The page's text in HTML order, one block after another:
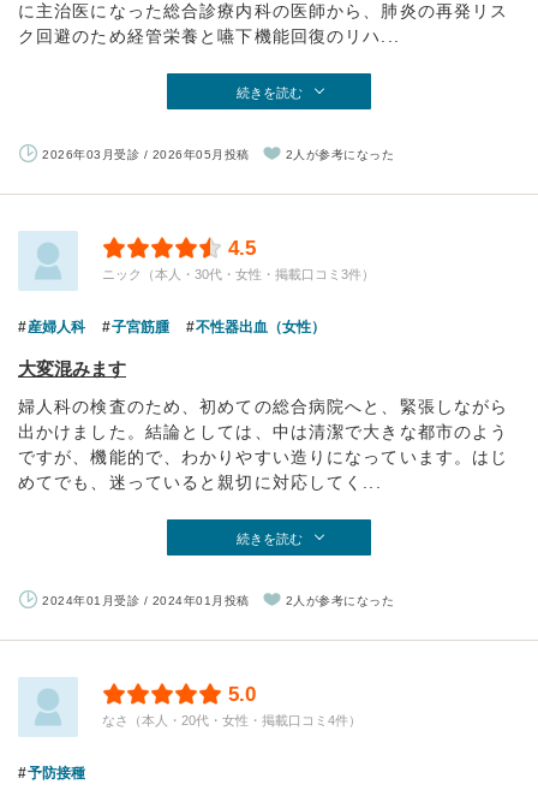
に主治医になった総合診療内科の医師から、肺炎の再発リス
ク回避のため経管栄養と嚥下機能回復のリハ...
続きを読む
2026年03月受診 / 2026年05月投稿 2人が参考になった
4.5
ニック（本人・30代・女性・掲載口コミ3件）
産婦人科 子宮筋腫 不性器出血（女性）
大変混みます
婦人科の検査のため、初めての総合病院へと、緊張しながら
出かけました。結論としては、中は清潔で大きな都市のよう
ですが、機能的で、わかりやすい造りになっています。はじ
めてでも、迷っていると親切に対応してく...
続きを読む
2024年01月受診 / 2024年01月投稿 2人が参考になった
5.0
なさ（本人・20代・女性・掲載口コミ4件）
予防接種